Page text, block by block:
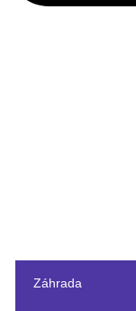
Záhrada